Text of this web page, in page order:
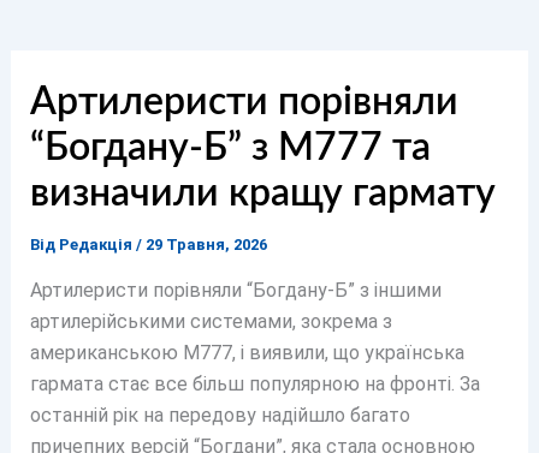
Артилеристи порівняли
“Богдану-Б” з М777 та
визначили кращу гармату
Від Редакція / 29 Травня, 2026
Артилеристи порівняли “Богдану-Б” з іншими
артилерійськими системами, зокрема з
американською М777, і виявили, що українська
гармата стає все більш популярною на фронті. За
останній рік на передову надійшло багато
причепних версій “Богдани”, яка стала основною